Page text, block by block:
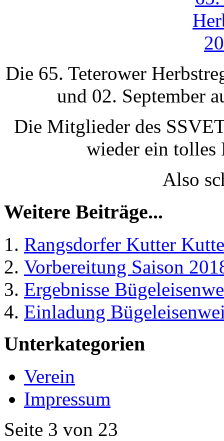
Die 65. Teterower
und 02. September
Die Mitglieder des
wieder ein
Also
Weitere Beiträge...
Rangsdorfer Kutter
Vorbereitung Saison
Ergebnisse
Einladung
Unterkategorien
Verein
Impressum
Seite 3 von 23